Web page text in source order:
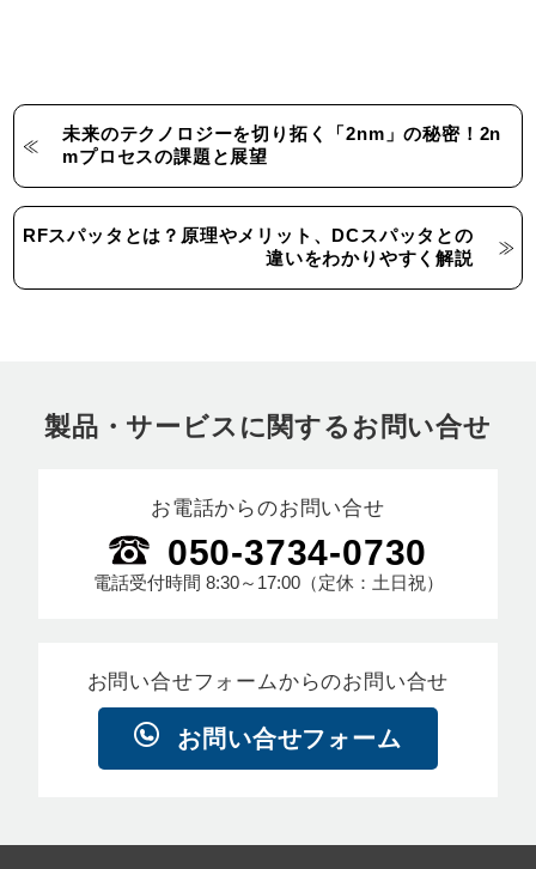
未来のテクノロジーを切り拓く「2nm」の秘密！2n
mプロセスの課題と展望
RFスパッタとは？原理やメリット、DCスパッタとの
違いをわかりやすく解説
製品・サービスに関するお問い合せ
お電話からのお問い合せ
050-3734-0730
電話受付時間 8:30～17:00（定休：土日祝）
お問い合せフォームからのお問い合せ
お問い合せフォーム